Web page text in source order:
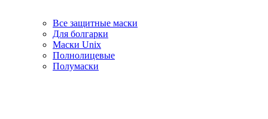
Все защитные маски
Для болгарки
Маски Unix
Полнолицевые
Полумаски